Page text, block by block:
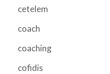
cetelem
coach
coaching
cofidis